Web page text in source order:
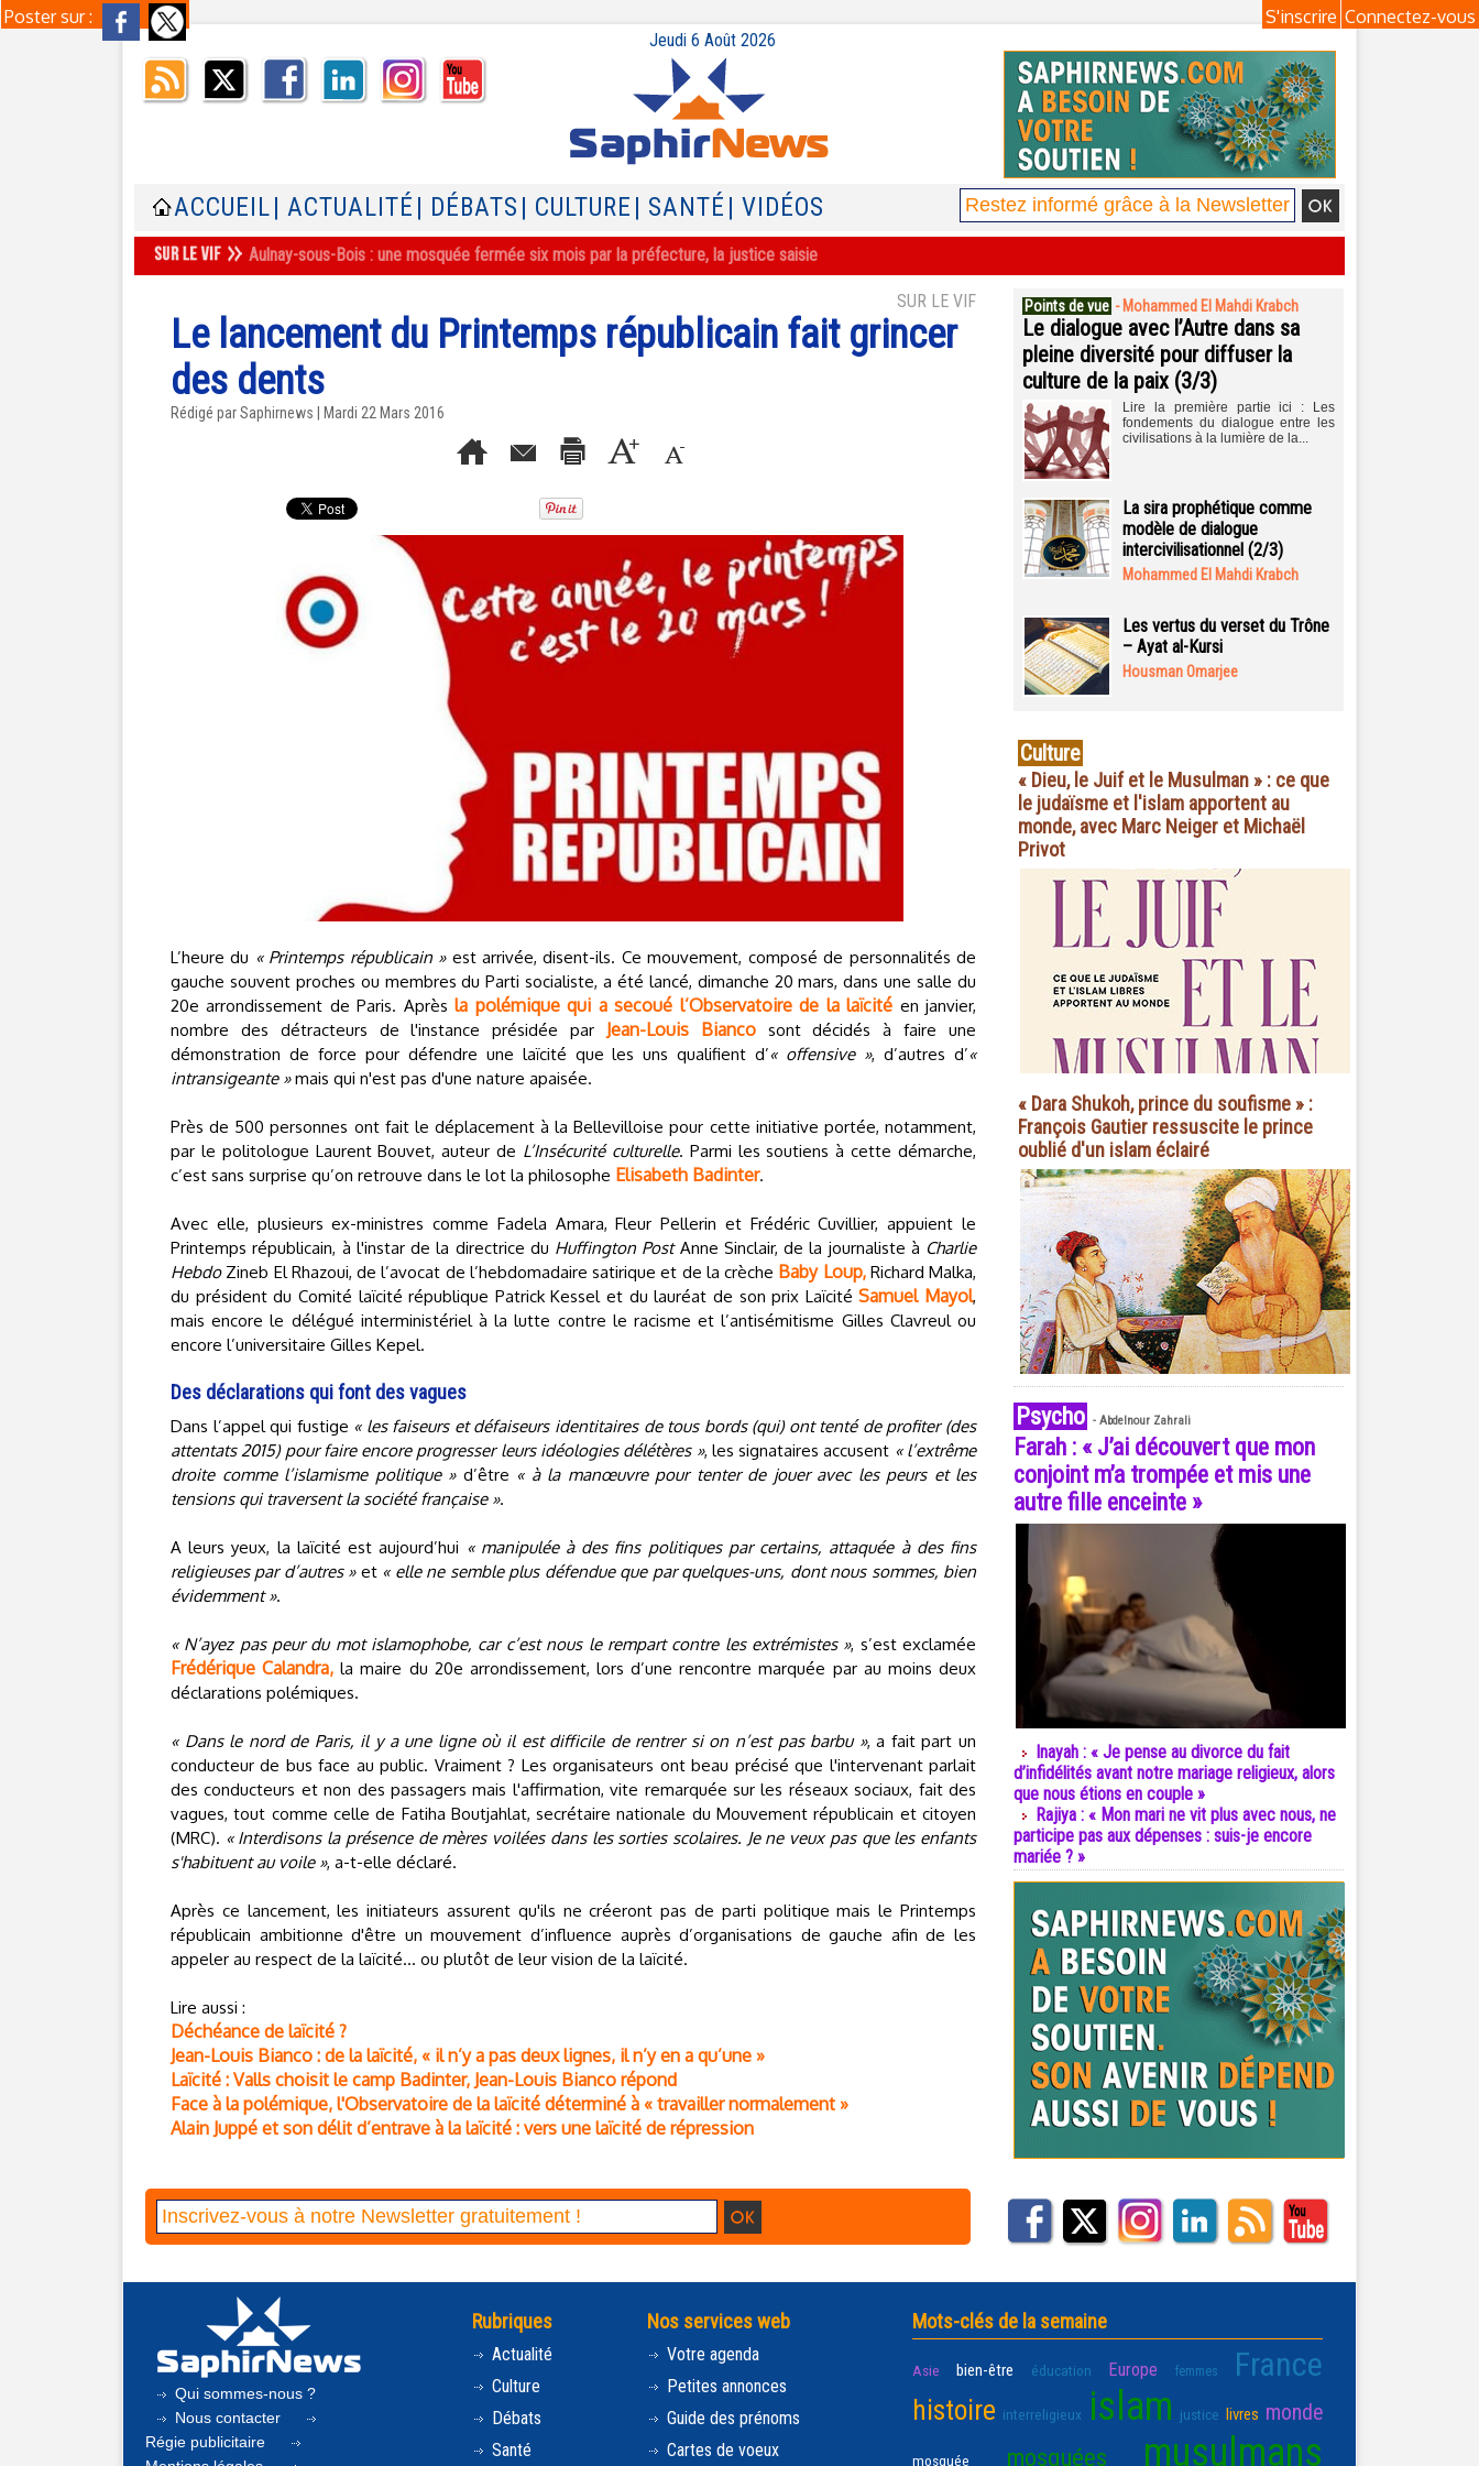
Poster sur : Connectez-vous
S'inscrire
Jeudi 6 Août 2026
ACCUEIL | ACTUALITÉ | DÉBATS | CULTURE | SANTÉ | VIDÉOS
Aulnay-sous-Bois : une mosquée fermée six mois par la préfecture, la justice saisie
SUR LE VIF
Le lancement du Printemps républicain fait grincer
des dents
Rédigé par Saphirnews | Mardi 22 Mars 2016
L’heure du « Printemps républicain »est arrivée, disent-ils. Ce mouvement, composé de personnalités de
gauche souvent proches ou membres du Parti socialiste, a été lancé, dimanche 20 mars, dans une salle du
20e arrondissement de Paris. Aprèsla polémique qui a secoué l’Observatoire de la laïcité en janvier,
nombre des détracteurs de l'instance présidée par Jean-Louis Biancosont décidés à faire une
démonstration de force pour défendre une laïcité que les uns qualifient d’« offensive », d’autres d’«
intransigeante »mais qui n'est pas d'une nature apaisée.
Près de 500 personnes ont fait le déplacement à la Bellevilloise pour cette initiative portée, notamment,
par le politologue Laurent Bouvet, auteur de L’Insécurité culturelle. Parmi les soutiens à cette démarche,
c’est sans surprise qu’on retrouve dans le lot la philosophe Elisabeth Badinter.
Avec elle, plusieurs ex-ministres comme Fadela Amara, Fleur Pellerin et Frédéric Cuvillier, appuient le
Printemps républicain, à l'instar de la directrice du Huffington PostAnne Sinclair, de la journaliste à Charlie
HebdoZineb El Rhazoui, de l’avocat de l’hebdomadaire satirique et de la crèche Baby Loup,Richard Malka,
du président du Comité laïcité république Patrick Kessel et du lauréat de son prix LaïcitéSamuel Mayol,
mais encore le délégué interministériel à la lutte contre le racisme et l’antisémitisme Gilles Clavreul ou
encore l’universitaire Gilles Kepel.
Des déclarations qui font des vagues
Dans l’appel qui fustige « les faiseurs et défaiseurs identitaires de tous bords (qui) ont tenté de profiter (des
attentats 2015) pour faire encore progresser leurs idéologies délétères », les signataires accusent « l’extrême
droite comme l’islamisme politique »d’être « à la manœuvre pour tenter de jouer avec les peurs et les
tensions qui traversent la société française ».
A leurs yeux, la laïcité est aujourd’hui « manipulée à des fins politiques par certains, attaquée à des fins
religieuses par d’autres »et « elle ne semble plus défendue que par quelques-uns, dont nous sommes, bien
évidemment ».
« N’ayez pas peur du mot islamophobe, car c’est nous le rempart contre les extrémistes », s’est exclamée
Frédérique Calandra, la maire du 20e arrondissement, lors d’une rencontre marquée par au moins deux
déclarations polémiques.
« Dans le nord de Paris, il y a une ligne où il est difficile de rentrer si on n’est pas barbu », a fait part un
conducteur de bus face au public. Vraiment ? Les organisateurs ont beau précisé que l'intervenant parlait
des conducteurs et non des passagers mais l'affirmation, vite remarquée sur les réseaux sociaux, fait des
vagues, tout comme celle de Fatiha Boutjahlat, secrétaire nationale du Mouvement républicain et citoyen
(MRC). « Interdisons la présence de mères voilées dans les sorties scolaires. Je ne veux pas que les enfants
s'habituent au voile », a-t-elle déclaré.
Après ce lancement, les initiateurs assurent qu'ils ne créeront pas de parti politique mais le Printemps
républicain ambitionne d'être un mouvement d’influence auprès d’organisations de gauche afin de les
appeler au respect de la laïcité… ou plutôt de leur vision de la laïcité.
Lire aussi :
Déchéance de laïcité ?
Jean-Louis Bianco : de la laïcité, « il n’y a pas deux lignes, il n’y en a qu’une »
Laïcité : Valls choisit le camp Badinter, Jean-Louis Bianco répond
Face à la polémique, l'Observatoire de la laïcité déterminé à « travailler normalement »
Alain Juppé et son délit d’entrave à la laïcité : vers une laïcité de répression
Points de vue - Mohammed El Mahdi Krabch
Le dialogue avec l’Autre dans sa
pleine diversité pour diffuser la
culture de la paix (3/3)
Lire la première partie ici : Les
fondements du dialogue entre les
civilisations à la lumière de la...
La sira prophétique comme
modèle de dialogue
intercivilisationnel (2/3)
Mohammed El Mahdi Krabch
Les vertus du verset du Trône
– Ayat al-Kursi
Housman Omarjee
Culture
« Dieu, le Juif et le Musulman » : ce que
le judaïsme et l'islam apportent au
monde, avec Marc Neiger et Michaël
Privot
« Dara Shukoh, prince du soufisme » :
François Gautier ressuscite le prince
oublié d'un islam éclairé
Psycho - Abdelnour Zahrali
Farah : « J’ai découvert que mon
conjoint m’a trompée et mis une
autre fille enceinte »
Inayah : « Je pense au divorce du fait
d’infidélités avant notre mariage religieux, alors
que nous étions en couple »
Rajiya : « Mon mari ne vit plus avec nous, ne
participe pas aux dépenses : suis-je encore
mariée ? »
Qui sommes-nous ?
Nous contacter
Régie publicitaire
Rubriques
Actualité
Culture
Débats
Santé
Nos services web
Votre agenda
Petites annonces
Guide des prénoms
Cartes de voeux
Mots-clés de la semaine
Asie bien-être éducation Europe femmes France
histoire interreligieux islam justice livres monde
mosquée mosquées musulmans